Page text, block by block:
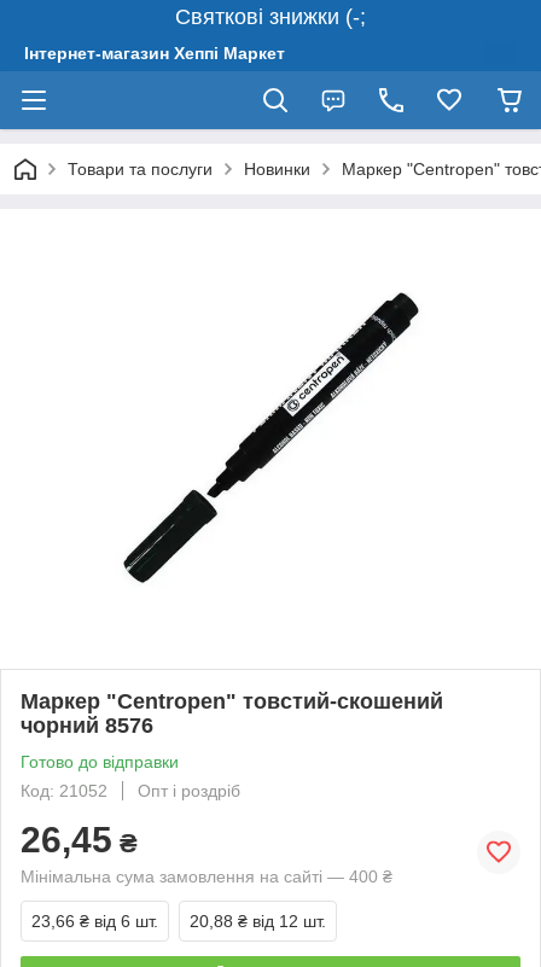
Святкові знижки (-;
Інтернет-магазин Хеппі Маркет
Товари та послуги Новинки Маркер "Centropen"
Маркер "Centropen" товстий-скошений
чорний 8576
Готово до відправки
Код: 21052
Опт і роздріб
26,45 ₴
Мінімальна сума замовлення на сайті — 400 ₴
23,66 ₴ від 6 шт. 20,88 ₴ від 12 шт.